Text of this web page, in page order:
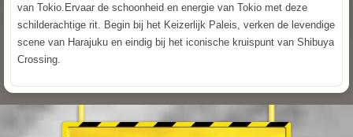
van Tokio.Ervaar de schoonheid en energie van Tokio met deze
schilderachtige rit. Begin bij het Keizerlijk Paleis, verken de levendige
scene van Harajuku en eindig bij het iconische kruispunt van Shibuya
Crossing.